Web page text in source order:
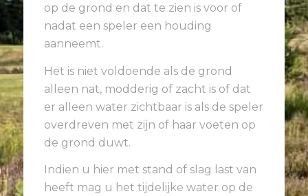
op de grond en dat te zien is voor of
nadat een speler een houding
aanneemt.
Het is niet voldoende als de grond
alleen nat, modderig of zacht is of dat
er alleen water zichtbaar is als de speler
overdreven met zijn of haar voeten op
de grond duwt.
Indien u hier met stand of slag last van
heeft mag u het tijdelijke water op de